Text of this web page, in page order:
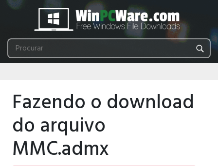
Fazendo o download
do arquivo
MMC.admx